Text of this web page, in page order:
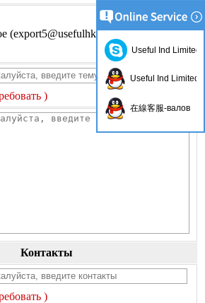
(export5@usefulhk.com)
)
Контакты
)
Useful Ind Limited
Useful Ind Limited
在線客服-валов